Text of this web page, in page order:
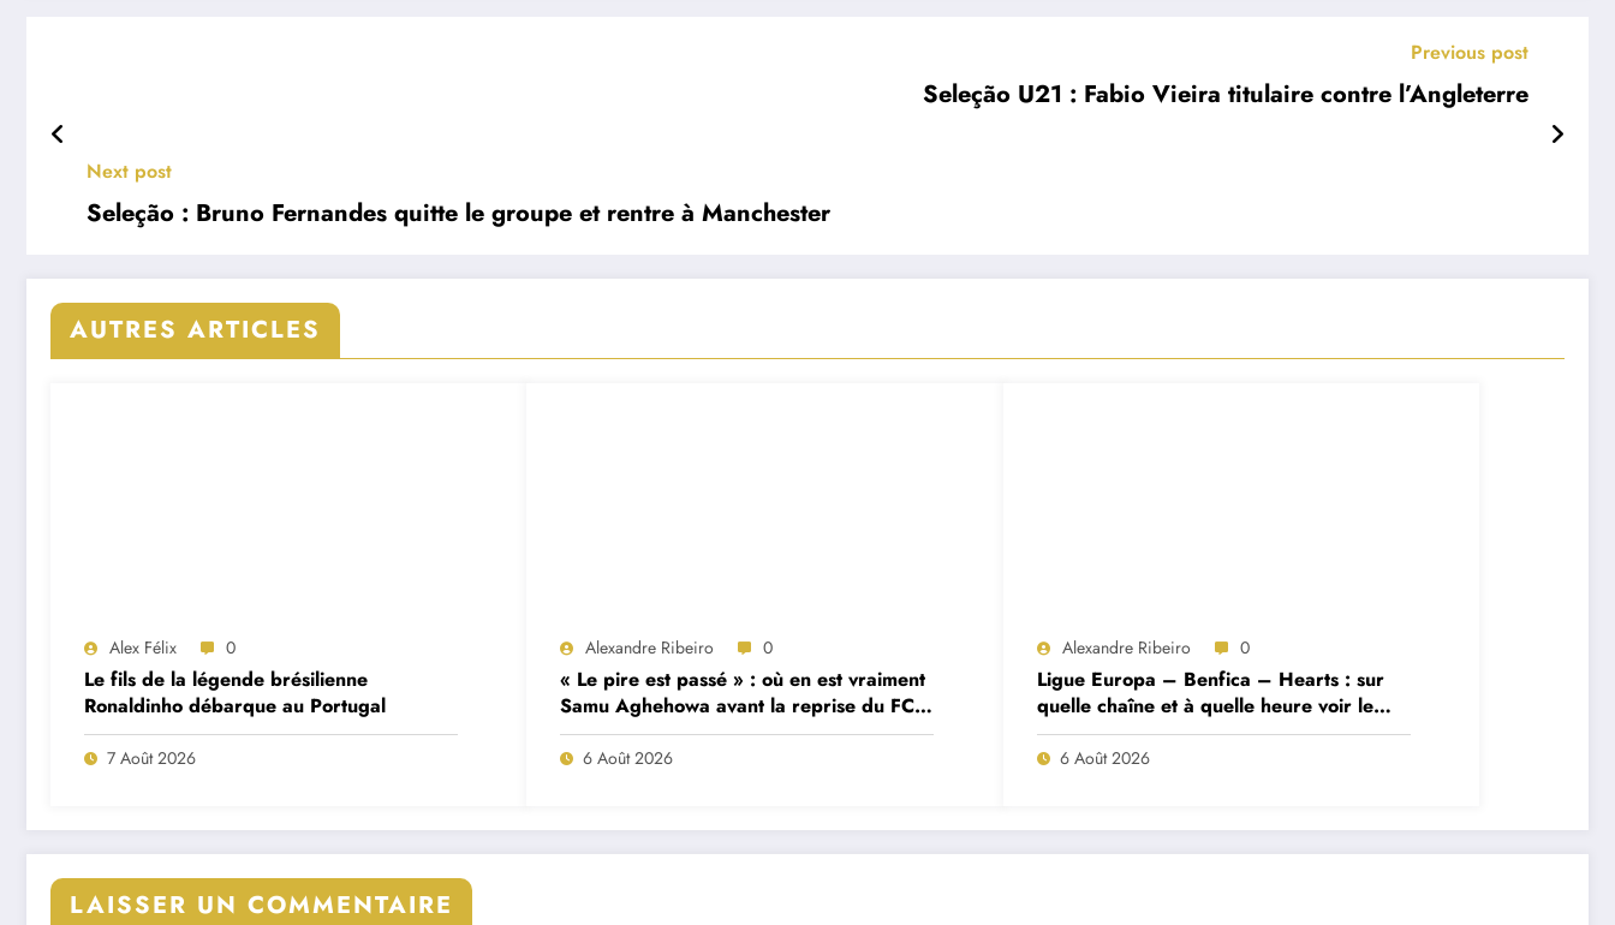
Previous post
Seleção U21 : Fabio Vieira titulaire contre l’Angleterre
Next post
Seleção : Bruno Fernandes quitte le groupe et rentre à Manchester
AUTRES ARTICLES
Alex Félix 0
Le fils de la légende brésilienne
Ronaldinho débarque au Portugal
7 Août 2026
Alexandre Ribeiro 0
« Le pire est passé » : où en est vraiment
Samu Aghehowa avant la reprise du FC
Porto ?
6 Août 2026
Alexandre Ribeiro 0
Ligue Europa – Benfica – Hearts : sur
quelle chaîne et à quelle heure voir le
match ?
6 Août 2026
LAISSER UN COMMENTAIRE